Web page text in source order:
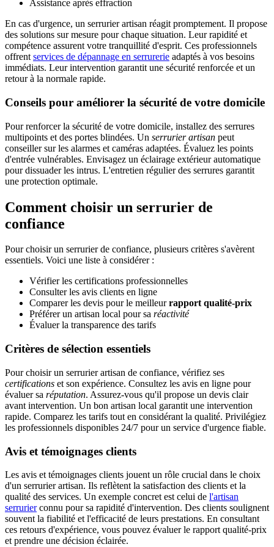
Assistance après effraction
En cas d'urgence, un serrurier artisan réagit promptement. Il propose
des solutions sur mesure pour chaque situation. Leur rapidité et
compétence assurent votre tranquillité d'esprit. Ces professionnels
offrent services de dépannage en serrurerie adaptés à vos besoins
immédiats. Leur intervention garantit une sécurité renforcée et un
retour à la normale rapide.
Conseils pour améliorer la sécurité de votre domicile
Pour renforcer la sécurité de votre domicile, installez des serrures
multipoints et des portes blindées. Un serrurier artisan peut
conseiller sur les alarmes et caméras adaptées. Évaluez les points
d'entrée vulnérables. Envisagez un éclairage extérieur automatique
pour dissuader les intrus. L'entretien régulier des serrures garantit
une protection optimale.
Comment choisir un serrurier de
confiance
Pour choisir un serrurier de confiance, plusieurs critères s'avèrent
essentiels. Voici une liste à considérer :
Vérifier les certifications professionnelles
Consulter les avis clients en ligne
Comparer les devis pour le meilleurrapport qualité-prix
Préférer un artisan local pour sa réactivité
Évaluer la transparence des tarifs
Critères de sélection essentiels
Pour choisir un serrurier artisan de confiance, vérifiez ses
certifications et son expérience. Consultez les avis en ligne pour
évaluer sa réputation. Assurez-vous qu'il propose un devis clair
avant intervention. Un bon artisan local garantit une intervention
rapide. Comparez les tarifs tout en considérant la qualité. Privilégiez
les professionnels disponibles 24/7 pour un service d'urgence fiable.
Avis et témoignages clients
Les avis et témoignages clients jouent un rôle crucial dans le choix
d'un serrurier artisan. Ils reflètent la satisfaction des clients et la
qualité des services. Un exemple concret est celui de l'artisan
serrurierconnu pour sa rapidité d'intervention. Des clients soulignent
souvent la fiabilité et l'efficacité de leurs prestations. En consultant
ces retours d'expérience, vous pouvez évaluer le rapport qualité-prix
et prendre une décision éclairée.